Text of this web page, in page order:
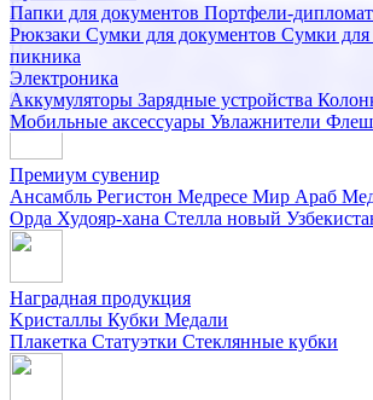
Папки для документов Портфели-
Рюкзаки Сумки для документов Сумки для
пикника
Электроника
Аккумуляторы Зарядные устройства
Мобильные аксессуары Увлажнители
Бизнес наборыКофейные наборы
Наборы из кожиНаборы ручекНаборы с
Наборы с бутылками для воды
Наборы с
Наборы с кружками
флешкамиНовогодние наборыЧайные
Премиум сувенир
Ансамбль Регистон Медресе Мир Араб
Орда Худояр-хана Стелла новый
Наградная продукция
Kристаллы Кубки Медали
Плакетка Статуэтки Стеклянные кубки